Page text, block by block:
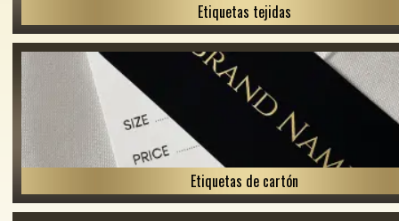
Etiquetas tejidas
Etiquetas de cartón